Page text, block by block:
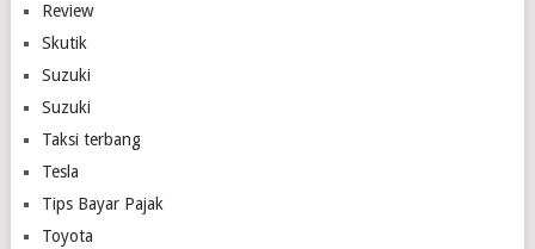
Review
Skutik
Suzuki
Suzuki
Taksi terbang
Tesla
Tips Bayar Pajak
Toyota